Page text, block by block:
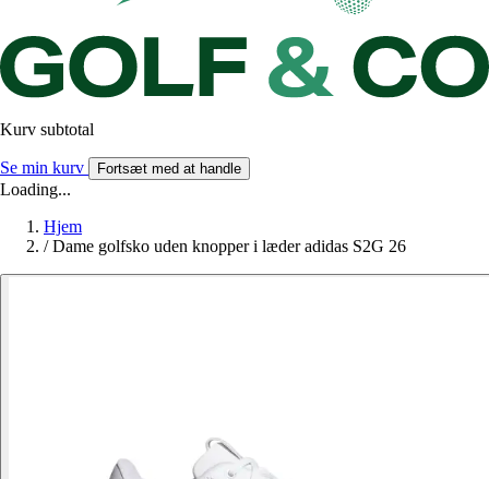
Kurv subtotal
Se min kurv Fortsæt med at handle
Loading...
Hjem
/ Dame golfsko uden knopper i læder adidas S2G 26